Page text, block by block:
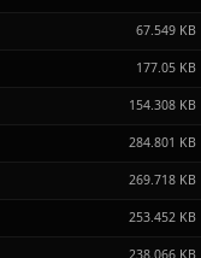
67.549 KB
177.05 KB
154.308 KB
284.801 KB
269.718 KB
253.452 KB
238.066 KB